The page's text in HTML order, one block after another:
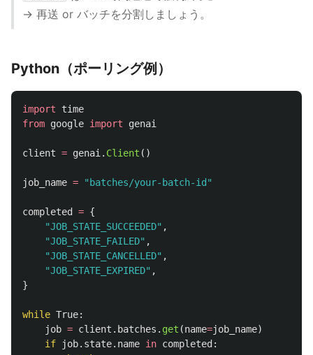
→ 再送 or バッチを分割しましょう。
Python（ポーリング例）
import
time
from google import genai
client = genai . Client ()
job_name = " batches/your-batch-id "
completed = {
"JOB_STATE_SUCCEEDED" ,
"JOB_STATE_FAILED" ,
"JOB_STATE_CANCELLED" ,
"JOB_STATE_EXPIRED" ,
}
while True:
job = client . batches . get (name=job_name)
if
job. state. name in completed :